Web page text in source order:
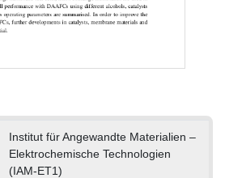
Institut für Angewandte Materialien –
Elektrochemische Technologien
(IAM-ET1)